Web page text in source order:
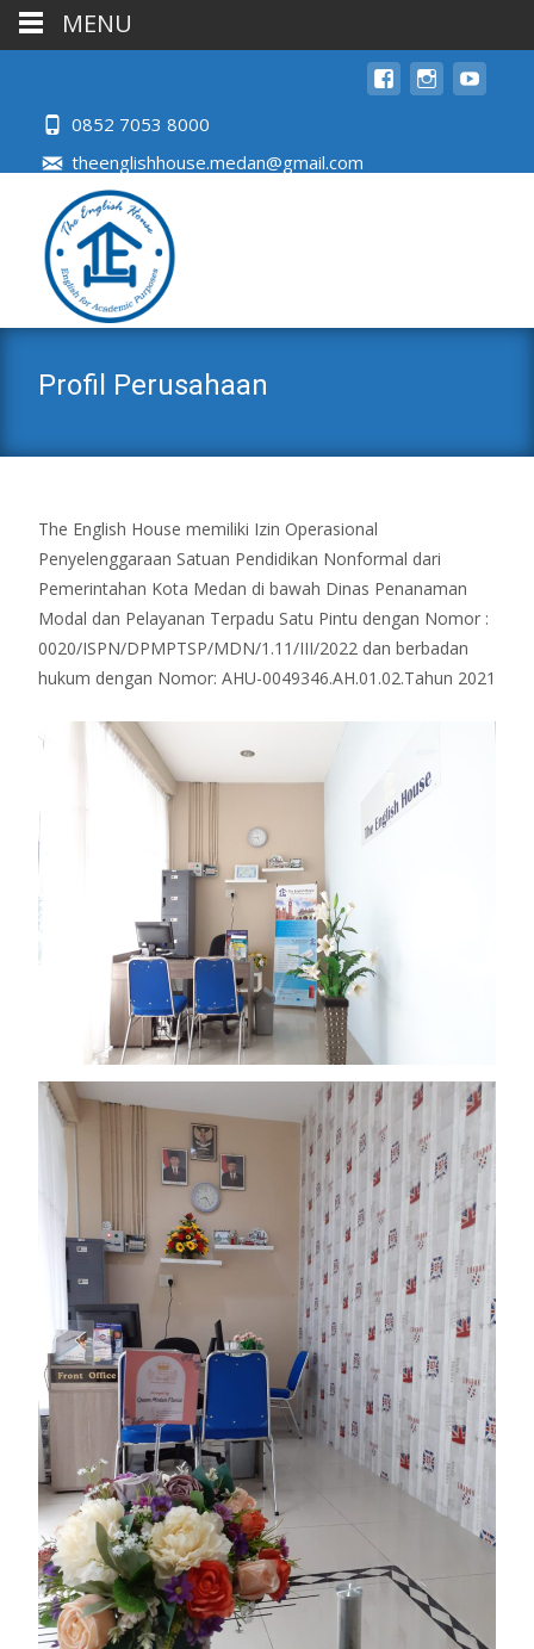
0852 7053 8000
theenglishhouse.medan@gmail.com
Profil Perusahaan
The English House memiliki Izin Operasional
Penyelenggaraan Satuan Pendidikan Nonformal dari
Pemerintahan Kota Medan di bawah Dinas Penanaman
Modal dan Pelayanan Terpadu Satu Pintu dengan Nomor :
0020/ISPN/DPMPTSP/MDN/1.11/III/2022 dan berbadan
hukum dengan Nomor: AHU-0049346.AH.01.02.Tahun 2021
MENU